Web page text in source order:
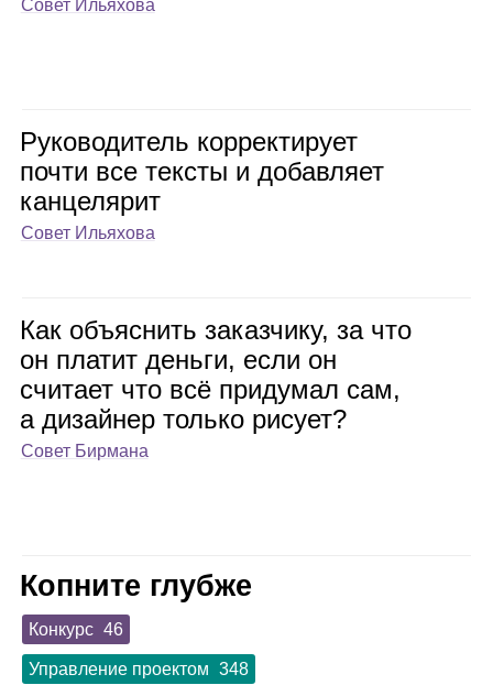
Совет Ильяхова
Руко­во­ди­тель кор­рек­ти­рует
почти все тек­сты и добав­ляет
кан­це­ля­рит
Совет Ильяхова
Как объ­яс­нить заказ­чику, за что
он пла­тит деньги, если он
счи­тает что всё при­ду­мал сам,
а дизай­нер только рисует?
Совет Бирмана
Копните глубже
Конкурс 46
Управление проектом 348